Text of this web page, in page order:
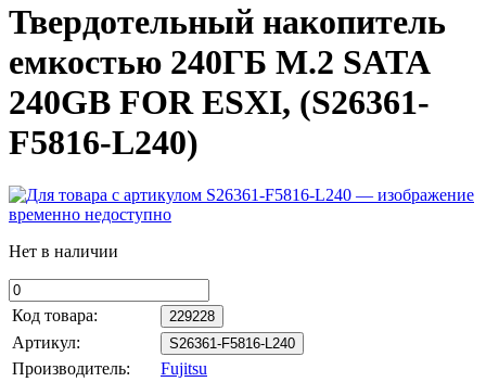
Твердотельный накопитель
емкостью 240ГБ M.2 SATA
240GB FOR ESXI, (S26361-
F5816-L240)
Нет в наличии
Код товара: 229228
Артикул: S26361-F5816-L240
Производитель:
Fujitsu